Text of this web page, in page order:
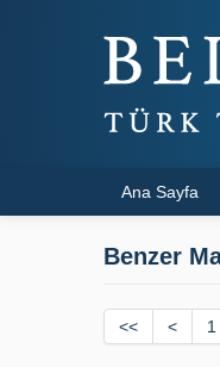
Ana Sayfa
Benzer
<< < 1